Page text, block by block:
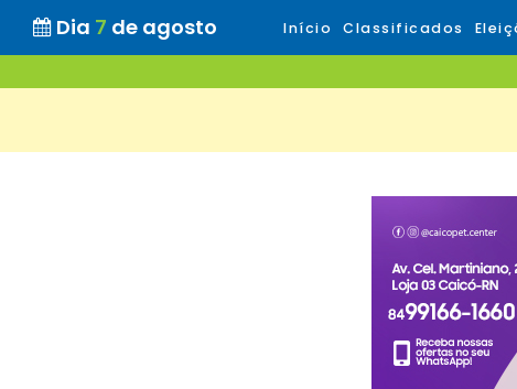
Dia 7 de agosto Início Classificados